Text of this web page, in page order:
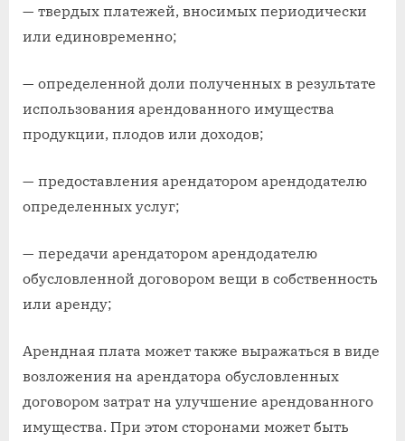
— твердых платежей, вносимых периодически
или единовременно;
— определенной доли полученных в результате
использования арендованного имущества
продукции, плодов или доходов;
— предоставления арендатором арендодателю
определенных услуг;
— передачи арендатором арендодателю
обусловленной договором вещи в собственность
или аренду;
Арендная плата может также выражаться в виде
возложения на арендатора обусловленных
договором затрат на улучшение арендованного
имущества. При этом сторонами может быть